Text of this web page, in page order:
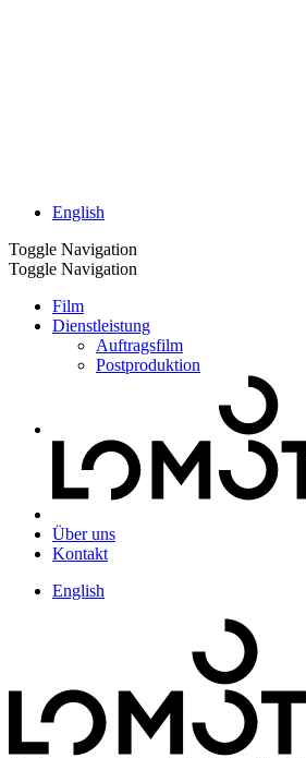
English
Toggle Navigation
Toggle Navigation
Film
Dienstleistung
Auftragsfilm
Postproduktion
Über uns
Kontakt
English